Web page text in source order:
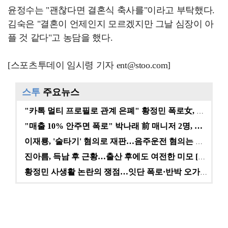
윤정수는 "괜찮다면 결혼식 축사를"이라고 부탁했다.
김숙은 "결혼이 언제인지 모르겠지만 그날 심장이 아
플 것 같다"고 농담을 했다.
[스포츠투데이 임시령 기자 ent@stoo.com]
스투 주요뉴스
"매출 10% 안주면 폭로" 박나래 前 매니저 2명, …
황정민 사생활 논란의 쟁점…잇단 폭로·반박 오가는 소모…